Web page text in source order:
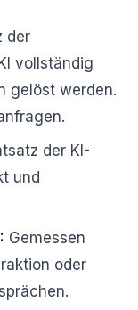
der
vollständig
gelöst werden.
der KI-
und
Gemessen
oder